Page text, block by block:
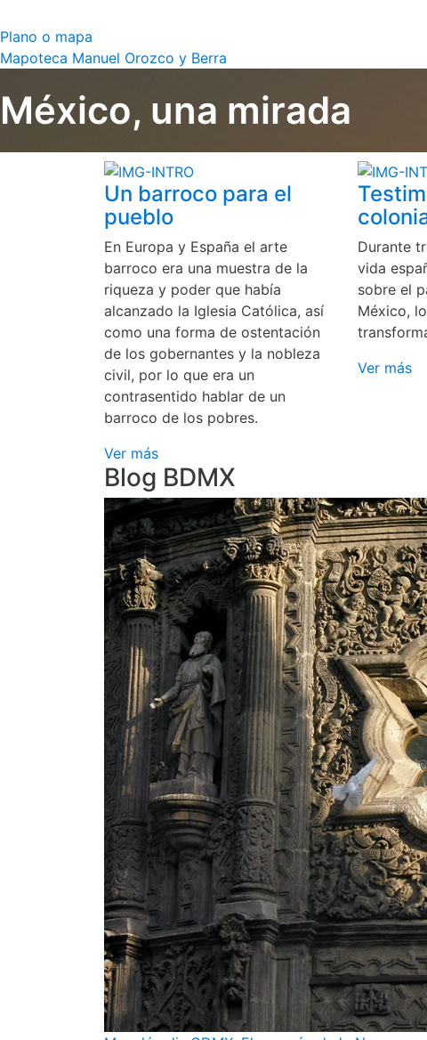
Plano o mapa
Mapoteca Manuel Orozco y Berra
México, una mirada
Un barroco para el
pueblo
En Europa y España el arte
barroco era una muestra de la
riqueza y poder que había
alcanzado la Iglesia Católica, así
como una forma de ostentación
de los gobernantes y la nobleza
civil, por lo que era un
contrasentido hablar de un
barroco de los pobres.
Ver más
Durante
vida
sobre el
México,
Ver más
Blog BDMX